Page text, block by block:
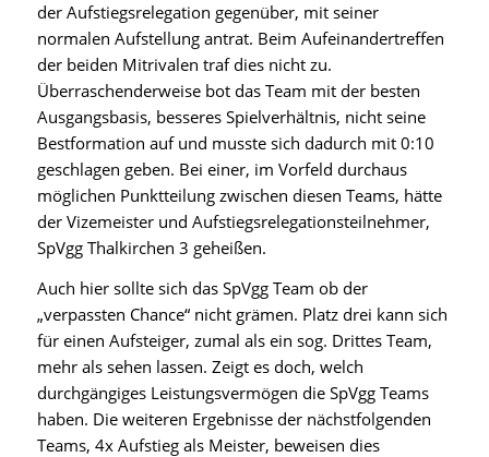
der Aufstiegsrelegation gegenüber, mit seiner
normalen Aufstellung antrat. Beim Aufeinandertreffen
der beiden Mitrivalen traf dies nicht zu.
Überraschenderweise bot das Team mit der besten
Ausgangsbasis, besseres Spielverhältnis, nicht seine
Bestformation auf und musste sich dadurch mit 0:10
geschlagen geben. Bei einer, im Vorfeld durchaus
möglichen Punktteilung zwischen diesen Teams, hätte
der Vizemeister und Aufstiegsrelegationsteilnehmer,
SpVgg Thalkirchen 3 geheißen.
Auch hier sollte sich das SpVgg Team ob der
„verpassten Chance“ nicht grämen. Platz drei kann sich
für einen Aufsteiger, zumal als ein sog. Drittes Team,
mehr als sehen lassen. Zeigt es doch, welch
durchgängiges Leistungsvermögen die SpVgg Teams
haben. Die weiteren Ergebnisse der nächstfolgenden
Teams, 4x Aufstieg als Meister, beweisen dies